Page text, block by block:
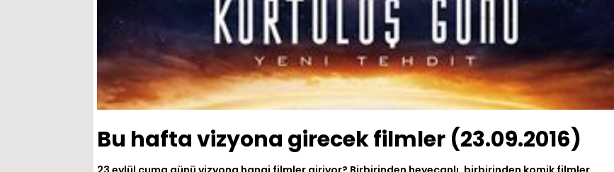
Bu hafta vizyona girecek filmler (23.09.2016)